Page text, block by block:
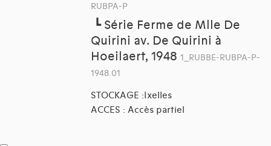
RUBPA-P
┗ Série Ferme de Mlle De
Quirini av. De Quirini à
Hoeilaert, 1948 1_RUBBE-RUBPA-P-
1948.01
STOCKAGE :Ixelles
ACCES : Accès partiel